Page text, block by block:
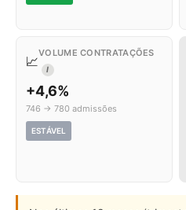
📈
VOLUME CONTRATAÇÕES
I
+4,6%
746 → 780 admissões
ESTÁVEL